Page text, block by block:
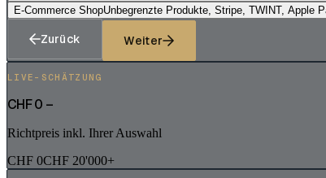
E-Commerce ShopUnbegrenzte Produkte, Stripe, TWINT, Apple
Zurück Weiter
LIVE-SCHÄTZUNG
CHF0 –
Richtpreis inkl. Ihrer Auswahl
CHF 0CHF 20'000+